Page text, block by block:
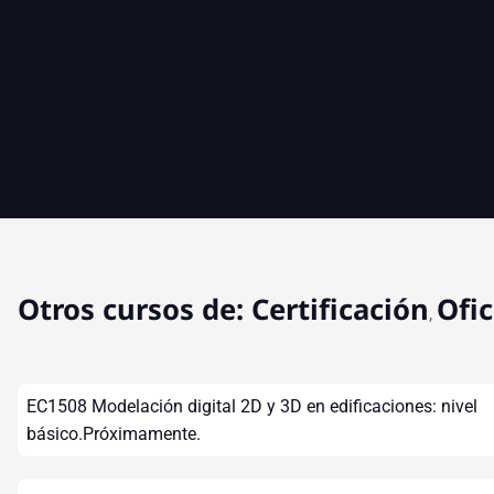
Otros cursos de: Certificación,
EC1508 Modelación digital 2D y 3D en edificaciones: nivel
básico.Próximamente.